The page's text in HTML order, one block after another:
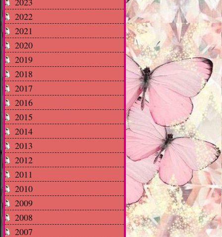
2022
2021
2020
2019
2018
2017
2016
2015
2014
2013
2012
2011
2010
2009
2008
2007